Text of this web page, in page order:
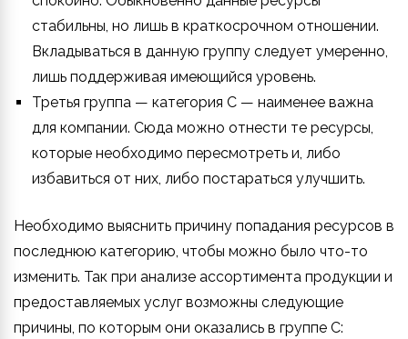
стабильны, но лишь в краткосрочном отношении.
Вкладываться в данную группу следует умеренно,
лишь поддерживая имеющийся уровень.
Третья группа — категория C — наименее важна
для компании. Сюда можно отнести те ресурсы,
которые необходимо пересмотреть и, либо
избавиться от них, либо постараться улучшить.
Необходимо выяснить причину попадания ресурсов в
последнюю категорию, чтобы можно было что-то
изменить. Так при анализе ассортимента продукции и
предоставляемых услуг возможны следующие
причины, по которым они оказались в группе C: